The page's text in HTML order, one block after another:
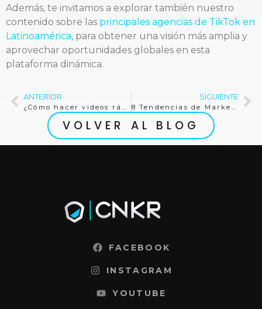
Además, te invitamos a explorar también nuestro
contenido sobre las principales agencias de TikTok en
Latinoamérica, para obtener una visión más amplia y
aprovechar oportunidades globales en esta
plataforma dinámica.
ANTERIOR
¿Cómo hacer videos rápidamente para las redes sociales?
SIGUIENTE
8 Tendencias de Marketing SaaS para 2026: Las Herramientas más Recientes para Potenciar el Crecimiento
VOLVER AL BLOG
FACEBOOK
INSTAGRAM
YOUTUBE